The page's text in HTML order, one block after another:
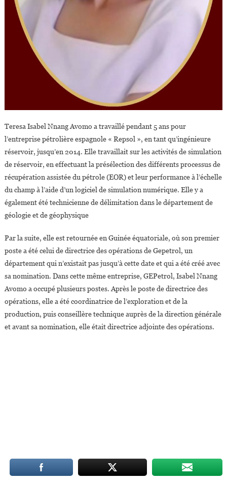
Teresa Isabel Nnang Avomo a travaillé pendant 5 ans pour
l’entreprise pétrolière espagnole « Repsol », en tant qu’ingénieure
réservoir, jusqu’en 2014. Elle travaillait sur les activités de simulation
de réservoir, en effectuant la présélection des différents processus de
récupération assistée du pétrole (EOR) et leur performance à l’échelle
du champ à l’aide d’un logiciel de simulation numérique. Elle y a
également été technicienne de délimitation dans le département de
géologie et de géophysique
Par la suite, elle est retournée en Guinée équatoriale, où son premier
poste a été celui de directrice des opérations de Gepetrol, un
département qui n’existait pas jusqu’à cette date et qui a été créé avec
sa nomination. Dans cette même entreprise, GEPetrol, Isabel Nnang
Avomo a occupé plusieurs postes. Après le poste de directrice des
opérations, elle a été coordinatrice de l’exploration et de la
production, puis conseillère technique auprès de la direction générale
et avant sa nomination, elle était directrice adjointe des opérations.